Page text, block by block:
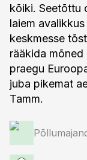
kõiki. Seetõttu
laiem
keskmesse
rääkida mõned
praegu
juba pikemat
Tamm.